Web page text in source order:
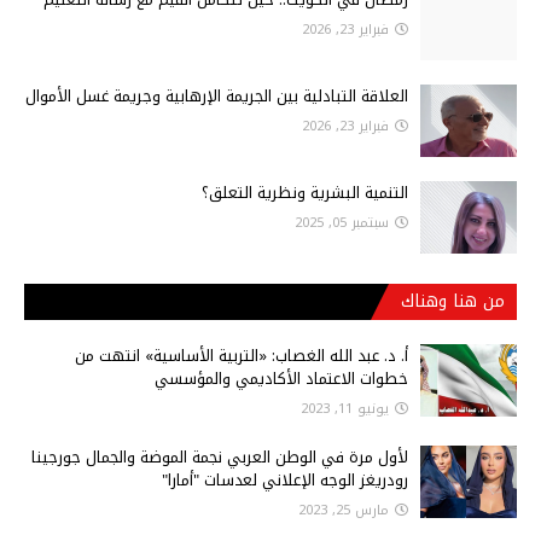
فبراير 23, 2026
العلاقة التبادلية بين الجريمة الإرهابية وجريمة غسل الأموال
فبراير 23, 2026
التنمية البشرية ونظرية التعلق؟
سبتمبر 05, 2025
من هنا وهناك
أ‌. د. عبد الله الغصاب: «التربية الأساسية» انتهت من
خطوات الاعتماد الأكاديمي والمؤسسي
يونيو 11, 2023
لأول مرة في الوطن العربي نجمة الموضة والجمال جورجينا
رودريغز الوجه الإعلاني لعدسات "أمارا"
مارس 25, 2023